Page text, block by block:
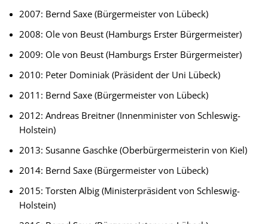
2007: Bernd Saxe (Bürgermeister von Lübeck)
2008: Ole von Beust (Hamburgs Erster Bürgermeister)
2009: Ole von Beust (Hamburgs Erster Bürgermeister)
2010: Peter Dominiak (Präsident der Uni Lübeck)
2011: Bernd Saxe (Bürgermeister von Lübeck)
2012: Andreas Breitner (Innenminister von Schleswig-
Holstein)
2013: Susanne Gaschke (Oberbürgermeisterin von Kiel)
2014: Bernd Saxe (Bürgermeister von Lübeck)
2015: Torsten Albig (Ministerpräsident von Schleswig-
Holstein)